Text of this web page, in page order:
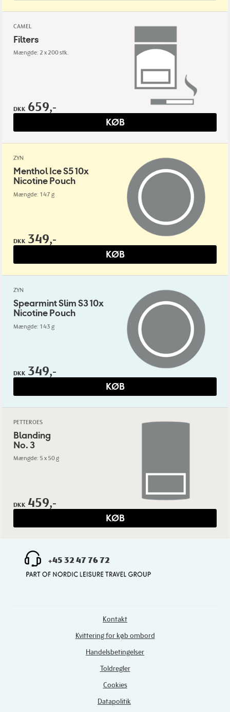
CAMEL
Filters
Mængde: 2 x 200 stk.
DKK 659,-
KØB
ZYN
Menthol Ice S5 10x
Nicotine Pouch
Mængde: 147 g
DKK 349,-
KØB
ZYN
Spearmint Slim S3 10x
Nicotine Pouch
Mængde: 143 g
DKK 349,-
KØB
PETTEROES
Blanding
No. 3
Mængde: 5 x 50 g
DKK 459,-
KØB
+45 32 47 76 72
Kontakt
Kvittering for køb ombord
Handelsbetingelser
Toldregler
Cookies
Datapolitik